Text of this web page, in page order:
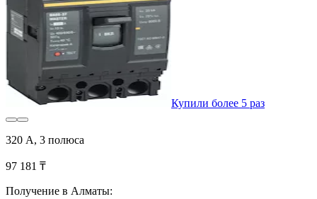
Купили более 5 раз
320 А, 3 полюса
97 181 ₸
Получение в Алматы: